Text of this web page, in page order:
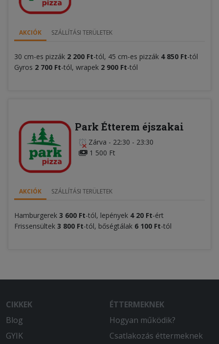
AKCIÓK SZÁLLÍTÁSI TERÜLETEK
30 cm-es pizzák 2 200 Ft-tól, 45 cm-es pizzák 4 850 Ft-tól
Gyros 2 700 Ft-tól, wrapek 2 900 Ft-tól
Park Étterem éjszakai
Zárva - 22:30 - 23:30
1 500 Ft
AKCIÓK SZÁLLÍTÁSI TERÜLETEK
Hamburgerek 3 600 Ft-tól, lepények 4 20 Ft-ért
Frissensültek 3 800 Ft-tól, bőségtálak 6 100 Ft-tól
CIKKEK
Blog
GYIK
ÉTTERMEKNEK
Hogyan működik?
Csatlakozás éttermeknek